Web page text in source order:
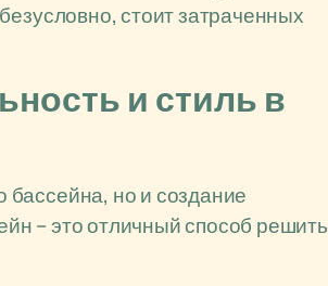
стоит затраченных
и стиль в
бассейна, но и создание
– это отличный способ решить